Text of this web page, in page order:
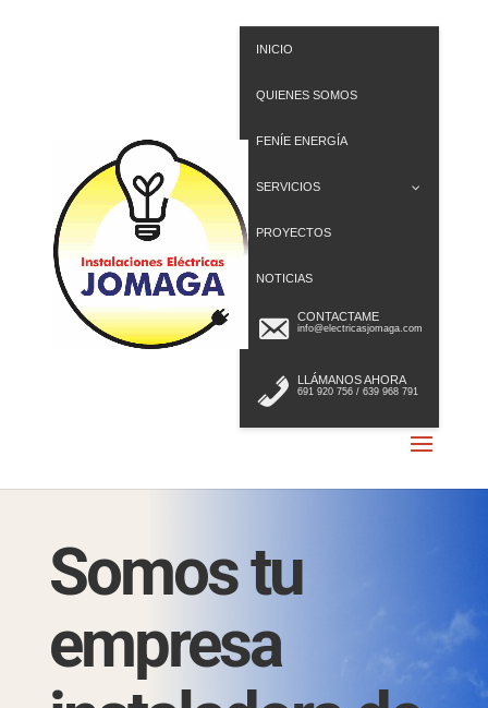
INICIO
QUIENES SOMOS
FENÍE ENERGÍA
SERVICIOS
PROYECTOS
NOTICIAS
CONTACTAME
info@electricasjomaga.com
LLÁMANOS AHORA
691 920 756 / 639 968 791
Somos tu
empresa